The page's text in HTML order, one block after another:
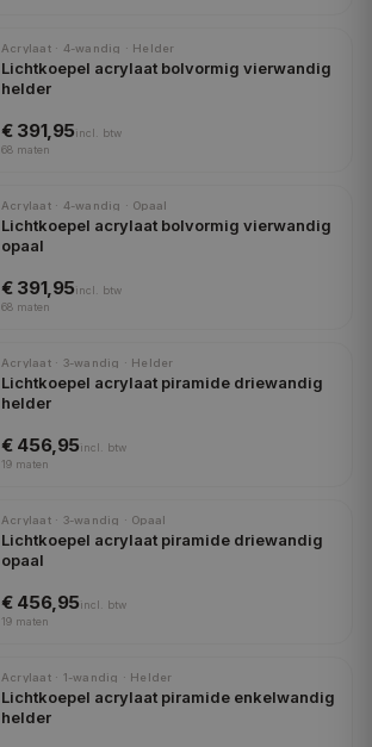
Acrylaat · 4-wandig · Helder
Lichtkoepel acrylaat bolvormig vierwandig
helder
€ 391,95incl.
btw
68 maten
Acrylaat · 4-wandig · Opaal
Lichtkoepel acrylaat bolvormig vierwandig
opaal
€ 391,95incl.
btw
68 maten
Acrylaat · 3-wandig · Helder
Lichtkoepel acrylaat piramide driewandig
helder
€ 456,95incl.
btw
19 maten
Acrylaat · 3-wandig · Opaal
Lichtkoepel acrylaat piramide driewandig
opaal
€ 456,95incl.
btw
19 maten
Acrylaat · 1-wandig · Helder
Lichtkoepel acrylaat piramide enkelwandig
helder